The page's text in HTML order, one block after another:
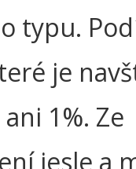
typu.
je
1%. Ze
jesle a